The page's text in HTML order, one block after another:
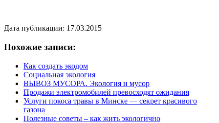
Дата публикации: 17.03.2015
Похожие записи:
Как создать экодом
Социальная экология
ВЫВОЗ МУСОРА. Экология и мусор
Продажи электромобилей превосходят ожидания
Услуги покоса травы в Минске — секрет красивого
газона
Полезные советы – как жить экологично